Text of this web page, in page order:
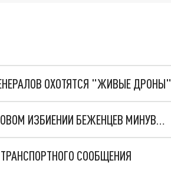
ОХОТЯТСЯ "ЖИВЫЕ ДРОНЫ"
ГОСПОГРАНКОМИТ БЕЛАРУСИ ОБВИНИЛ ПОЛЯКОВ В МАССОВОМ ИЗБИЕНИИ БЕЖЕНЦЕВ МИНУВШЕЙ НОЧЬЮ
СООБЩЕНИЯ